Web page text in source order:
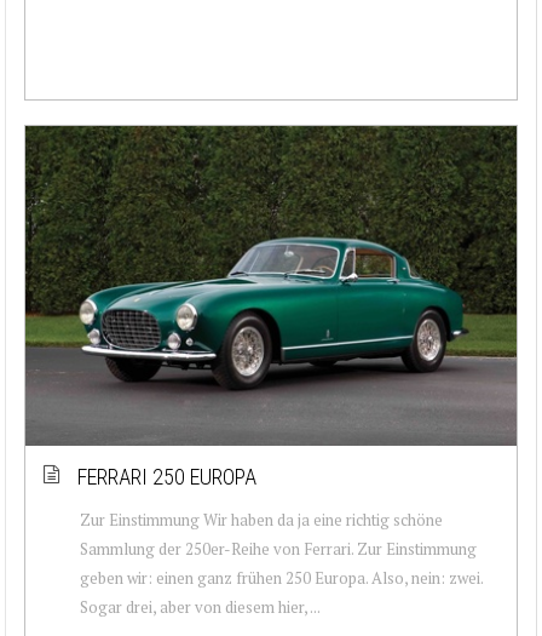
FERRARI 250 EUROPA
Zur Einstimmung Wir haben da ja eine richtig schöne
Sammlung der 250er-Reihe von Ferrari. Zur Einstimmung
geben wir: einen ganz frühen 250 Europa. Also, nein: zwei.
Sogar drei, aber von diesem hier, ...